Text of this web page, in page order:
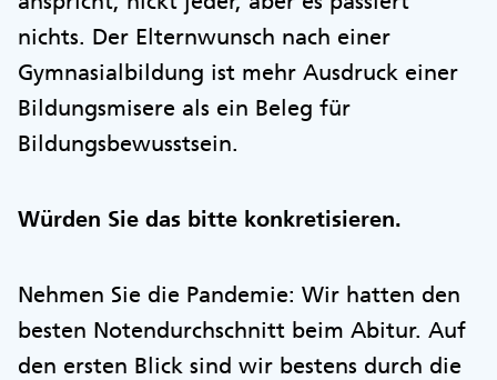
nichts. Der Elternwunsch nach einer
Gymnasialbildung ist mehr Ausdruck einer
Bildungsmisere als ein Beleg für
Bildungsbewusstsein.
Würden Sie das bitte konkretisieren.
Nehmen Sie die Pandemie: Wir hatten den
besten Notendurchschnitt beim Abitur. Auf
den ersten Blick sind wir bestens durch die